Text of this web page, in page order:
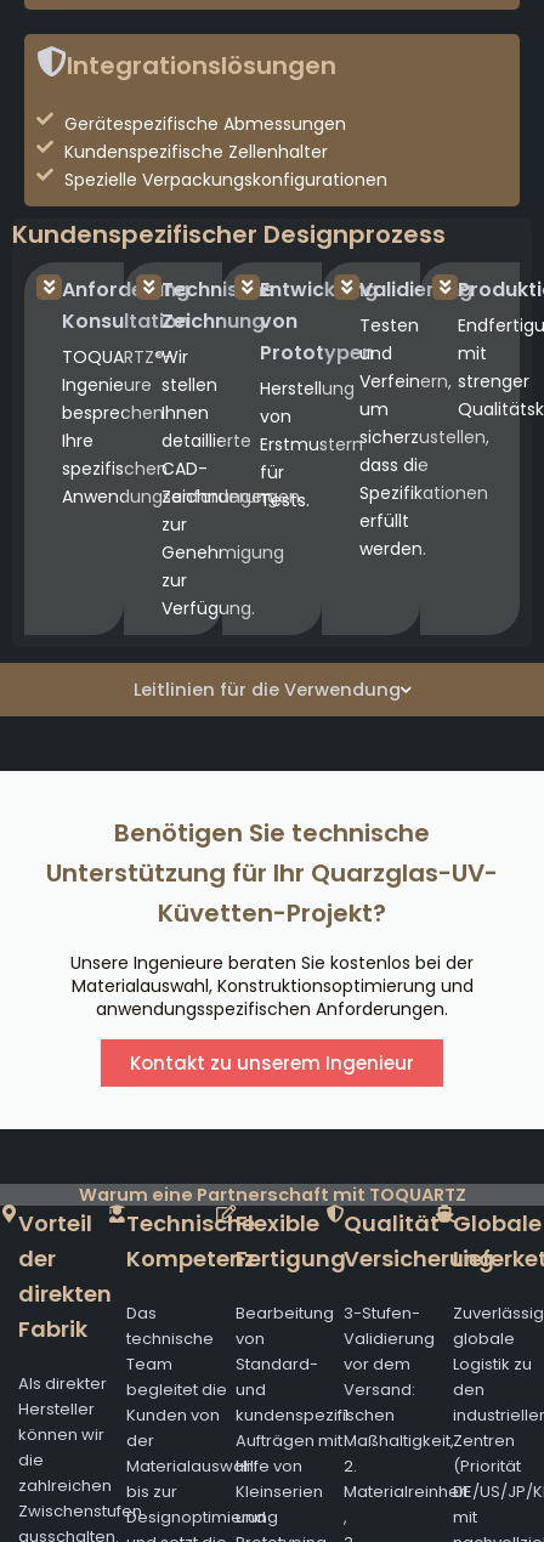
Leitlinien für die Verwendung
Integrationslösungen
Gerätespezifische Abmessungen
Kundenspezifische Zellenhalter
Spezielle Verpackungskonfigurationen
Kundenspezifischer Designprozess
Anforderung
Konsultation
TOQUARTZ®-
Ingenieure
besprechen
Ihre
spezifischen
Anwendungsanforderungen.
Technische
Zeichnung
Wir
stellen
Ihnen
detaillierte
CAD-
Zeichnungen
zur
Genehmigung
zur
Verfügung.
Entwicklung
von
Prototypen
Herstellung
von
Erstmustern
für
Tests.
Validierung
Testen
und
Verfeinern,
um
sicherzustellen,
dass die
Spezifikationen
erfüllt
werden.
mit
strenger
Benötigen Sie technische
Unterstützung für Ihr Quarzglas-UV-
Küvetten-Projekt?
Unsere Ingenieure beraten Sie kostenlos bei der
Materialauswahl, Konstruktionsoptimierung und
anwendungsspezifischen Anforderungen.
Kontakt zu unserem Ingenieur
Warum eine Partnerschaft mit TOQUARTZ
Vorteil
der
direkten
Fabrik
Als direkter
Hersteller
können wir
die
zahlreichen
Zwischenstufen
ausschalten.
Technische
Kompetenz
Das
technische
Team
begleitet die
Kunden von
der
Materialauswahl
bis zur
Designoptimierung
Flexible
Fertigung
Bearbeitung
von
Standard-
und
kundenspezifischen
Aufträgen mit
Hilfe von
Kleinserien
und
Qualität
Versicherung
3-Stufen-
Validierung
vor dem
Versand:
1.
Maßhaltigkeit,
2.
Materialreinheit
,
Globale
globale
Logistik zu
den
Zentren
(Priorität
DE/US/JP/
mit